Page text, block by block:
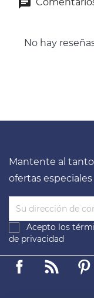
No hay
Mantente al
ofertas especiales
Acepto los
de privacidad
Facebook